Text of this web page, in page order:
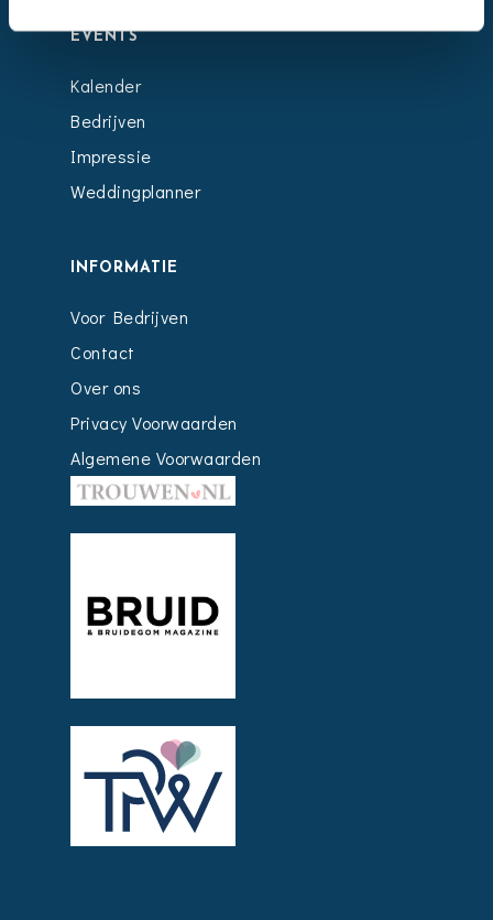
EVENTS
Kalender
Bedrijven
Impressie
Weddingplanner
INFORMATIE
Voor Bedrijven
Contact
Over ons
Privacy Voorwaarden
Algemene Voorwaarden